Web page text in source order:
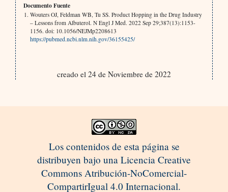
Documento Fuente
Wouters OJ, Feldman WB, Tu SS. Product Hopping in the Drug Industry
– Lessons from Albuterol. N Engl J Med. 2022 Sep 29;387(13):1153-
1156. doi: 10.1056/NEJMp2208613
https://pubmed.ncbi.nlm.nih.gov/36155425/
creado el 24 de Noviembre de 2022
Los contenidos de esta página se
distribuyen bajo una Licencia Creative
Commons Atribución-NoComercial-
CompartirIgual 4.0 Internacional.